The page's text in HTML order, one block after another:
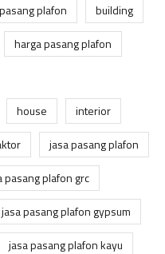
plafon
building
harga pasang plafon
house
interior
jasa pasang plafon
pasang plafon grc
jasa pasang plafon gypsum
jasa pasang plafon kayu